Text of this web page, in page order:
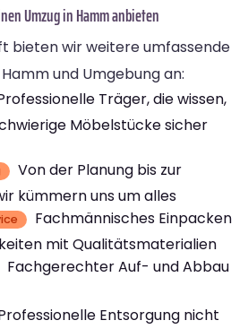
Umzug in Hamm anbieten
bieten wir weitere umfassende
und Umgebung an:
Träger, die wissen,
Möbelstücke sicher
Von der Planung bis zur
kümmern uns um alles
Fachmännisches Einpacken
mit Qualitätsmaterialien
Fachgerechter Auf- und Abbau
Entsorgung nicht